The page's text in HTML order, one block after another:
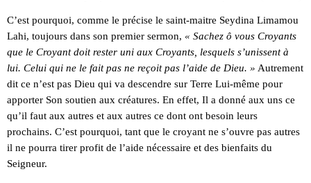
C’est pourquoi, comme le précise le saint-maitre Seydina Limamou
Lahi, toujours dans son premier sermon, « Sachez ô vous Croyants
que le Croyant doit rester uni aux Croyants, lesquels s’unissent à
lui. Celui qui ne le fait pas ne reçoit pas l’aide de Dieu. » Autrement
dit ce n’est pas Dieu qui va descendre sur Terre Lui-même pour
apporter Son soutien aux créatures. En effet, Il a donné aux uns ce
qu’il faut aux autres et aux autres ce dont ont besoin leurs
prochains. C’est pourquoi, tant que le croyant ne s’ouvre pas autres
il ne pourra tirer profit de l’aide nécessaire et des bienfaits du
Seigneur.